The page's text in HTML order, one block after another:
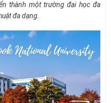
thành một trường đại học đa
đa dạng​.